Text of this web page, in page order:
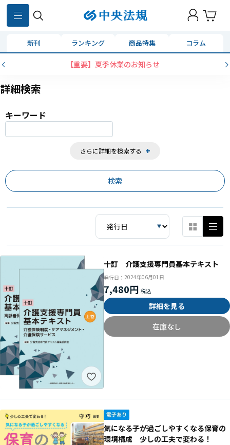
新刊 ランキング 商品特集 コラム
コンビニ決済に「セブンイレブン」を追加いたしました
詳細検索
キーワード
さらに詳細を検索する
859
十訂 介護支援専門員基本テキスト
発行日： 2024年06月01日
7,480円
詳細を見る
在庫なし
気になる子が過ごしやすくなる保育の
環境構成 少しの工夫で変わる！